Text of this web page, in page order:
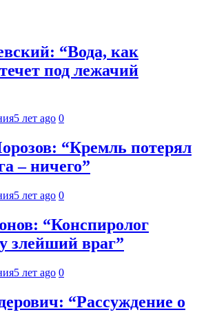
“Вода, как
под лежачий
5 лет ago 0
“Кремль потерял
– ничего”
5 лет ago 0
“Конспиролог
злейший враг”
5 лет ago 0
“Рассуждение о